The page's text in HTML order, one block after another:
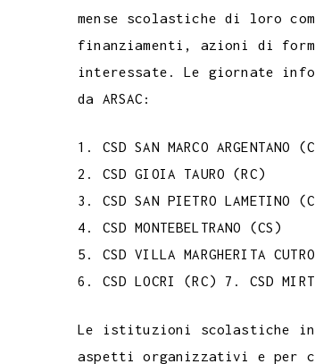
mense scolastiche di loro
finanziamenti, azioni di
interessate. Le giornate
da ARSAC:
1. CSD SAN MARCO ARGENTANO
2. CSD GIOIA TAURO (RC)
3. CSD SAN PIETRO LAMETINO
4. CSD MONTEBELTRANO (CS)
5. CSD VILLA MARGHERITA
6. CSD LOCRI (RC) 7. CSD
Le istituzioni scolastiche
aspetti organizzativi e per